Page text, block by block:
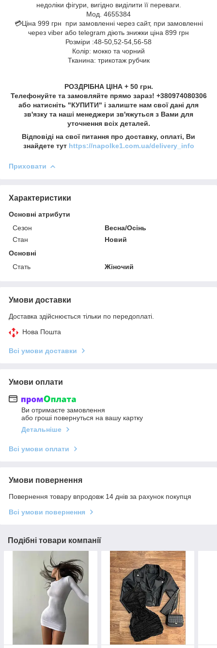
недоліки фігури, вигідно виділити її переваги.
Мод. 4655384
💳Ціна 999 грн при замовленні через сайт, при замовленні
через viber або telegram діють знижки ціна 899 грн
Розміри :48-50,52-54,56-58
Колір: мокко та чорний
Тканина: трикотаж рубчик
РОЗДРІБНА ЦІНА + 50 грн.
Телефонуйте та замовляйте прямо зараз! +380974080306
або натисніть "КУПИТИ" і залиште нам свої дані для
зв'язку та наші менеджери зв'яжуться з Вами для
уточнення всіх деталей.
Відповіді на свої питання про доставку, оплаті, Ви
знайдете тут https://napolke1.com.ua/delivery_info
Приховати
Характеристики
Основні атрибути
Сезон
Весна/Осінь
Стан
Новий
Основні
Стать
Жіночий
Умови доставки
Доставка здійснюється тільки по передоплаті.
Нова Пошта
Всі умови доставки
Умови оплати
Ви отримаєте замовлення
або гроші повернуться на вашу картку
Детальніше
Всі умови оплати
Умови повернення
Повернення товару впродовж 14 днів за рахунок покупця
Всі умови повернення
Подібні товари компанії